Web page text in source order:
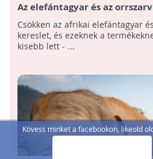
Kövess minket a facebookon, likeold
Az elefántagyar és az
csökkent, de a nagymacskák
Csökken az afrikai elefántagyar
kereslet, és ezeknek a
kisebb lett - ...